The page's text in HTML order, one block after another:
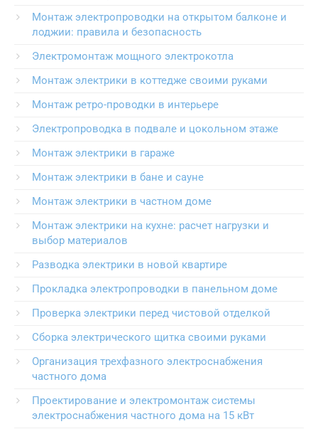
Монтаж электропроводки на открытом балконе и
лоджии: правила и безопасность
Электромонтаж мощного электрокотла
Монтаж электрики в коттедже своими руками
Монтаж ретро-проводки в интерьере
Электропроводка в подвале и цокольном этаже
Монтаж электрики в гараже
Монтаж электрики в бане и сауне
Монтаж электрики в частном доме
Монтаж электрики на кухне: расчет нагрузки и
выбор материалов
Разводка электрики в новой квартире
Прокладка электропроводки в панельном доме
Проверка электрики перед чистовой отделкой
Сборка электрического щитка своими руками
Организация трехфазного электроснабжения
частного дома
Проектирование и электромонтаж системы
электроснабжения частного дома на 15 кВт